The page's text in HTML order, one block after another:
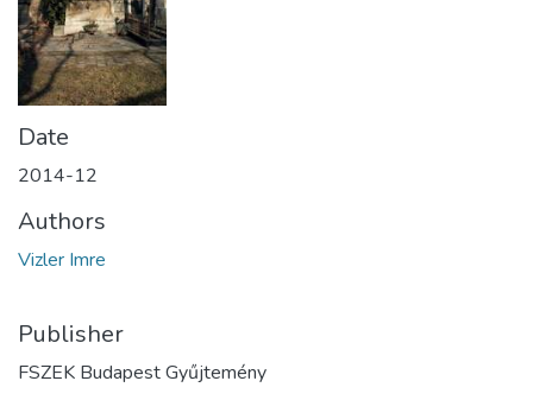
Date
2014-12
Authors
Vizler Imre
Publisher
FSZEK Budapest Gyűjtemény